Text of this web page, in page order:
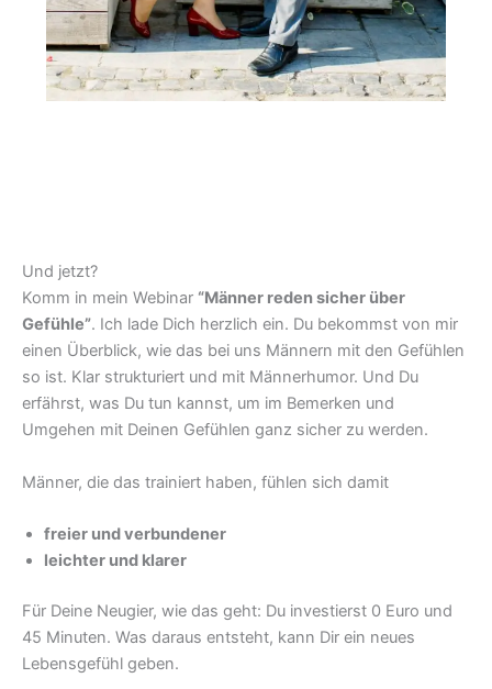
Und jetzt?
Komm in mein Webinar “Männer reden sicher über
Gefühle”. Ich lade Dich herzlich ein. Du bekommst von mir
einen Überblick, wie das bei uns Männern mit den Gefühlen
so ist. Klar strukturiert und mit Männerhumor. Und Du
erfährst, was Du tun kannst, um im Bemerken und
Umgehen mit Deinen Gefühlen ganz sicher zu werden.
Männer, die das trainiert haben, fühlen sich damit
freier und verbundener
leichter und klarer
Für Deine Neugier, wie das geht: Du investierst 0 Euro und
45 Minuten. Was daraus entsteht, kann Dir ein neues
Lebensgefühl geben.